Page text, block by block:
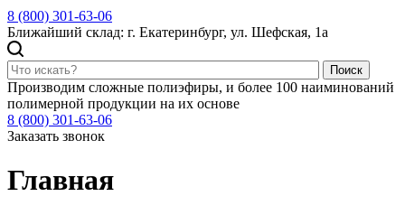
8 (800) 301-63-06
Ближайший склад: г. Екатеринбург, ул. Шефская, 1а
Поиск
Производим сложные полиэфиры, и более 100 наиминований
полимерной продукции на их основе
8 (800) 301-63-06
Заказать звонок
Главная